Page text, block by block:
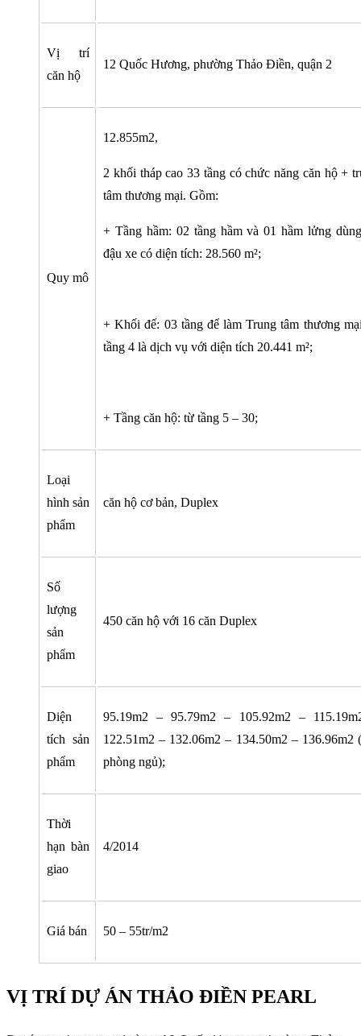
Vị trí
căn hộ
12 Quốc Hương, phường Thảo Điền, quận 2
Quy mô
12.855m2,
2 khối tháp cao 33 tầng có chức năng căn hộ +
tâm thương mại. Gồm:
+ Tầng hầm: 02 tầng hầm và 01 hầm lửng
đậu xe có diện tích: 28.560 m²;
+ Khối đế: 03 tầng để làm Trung tâm thương
tầng 4 là dịch vụ với diện tích 20.441 m²;
+ Tầng căn hộ: từ tầng 5 – 30;
Loại
hình sản
phẩm
căn hộ cơ bản, Duplex
Số
lượng
sản
phẩm
450 căn hộ với 16 căn Duplex
Diện
tích sản
phẩm
95.19m2 – 95.79m2 – 105.92m2 –
122.51m2 – 132.06m2 – 134.50m2 – 136.96m2
phòng ngủ);
Thời
hạn bàn
giao
4/2014
Giá bán 50 – 55tr/m2
VỊ TRÍ DỰ ÁN THẢO ĐIỀN PEARL